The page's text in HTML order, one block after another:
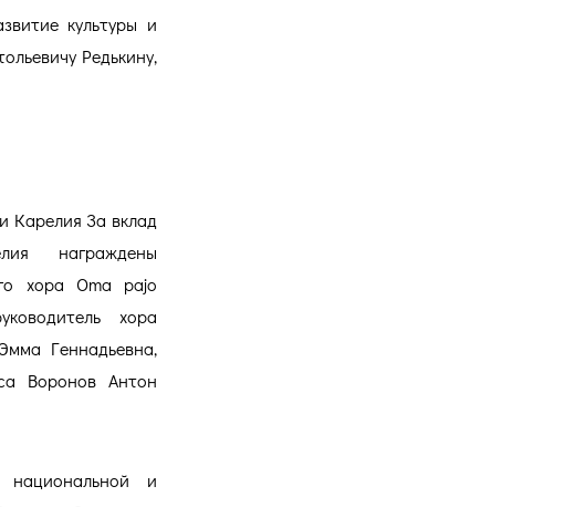
культуры и
Редькину,
Карелия За вклад
награждены
хора Oma pajo
хора
Геннадьевна,
Воронов Антон
национальной и